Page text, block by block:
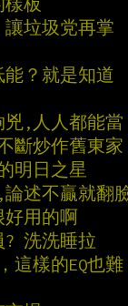
垃圾党再掌
？就是知道
,人人都能當
斷炒作舊東家
明日之星
述不贏就翻
用的啊
洗洗睡拉
這樣的EQ也難